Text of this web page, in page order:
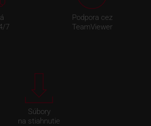
7
Podpora cez
TeamViewer
Súbory
na stiahnutie